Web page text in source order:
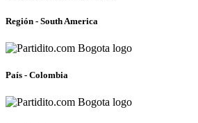
Región - South America
País - Colombia